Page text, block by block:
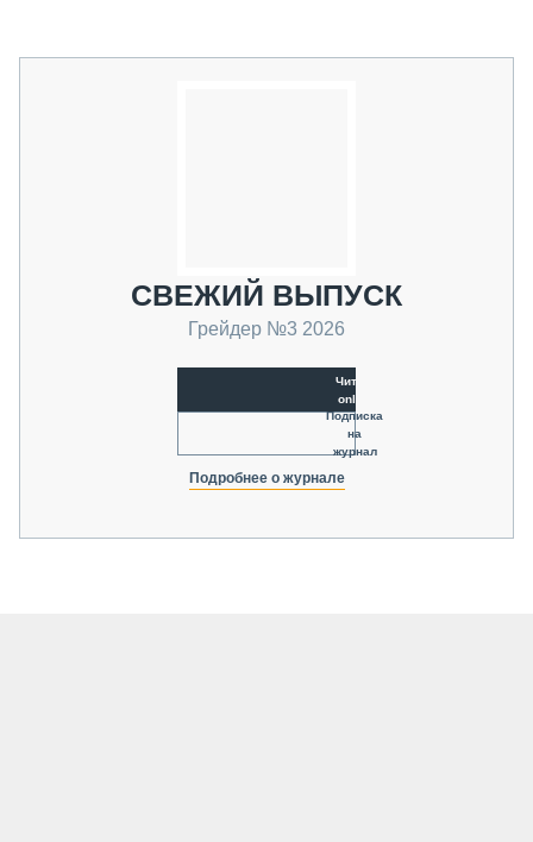
СВЕЖИЙ ВЫПУСК
Грейдер №3 2026
Читать
online
Подписка
на
журнал
Подробнее о журнале